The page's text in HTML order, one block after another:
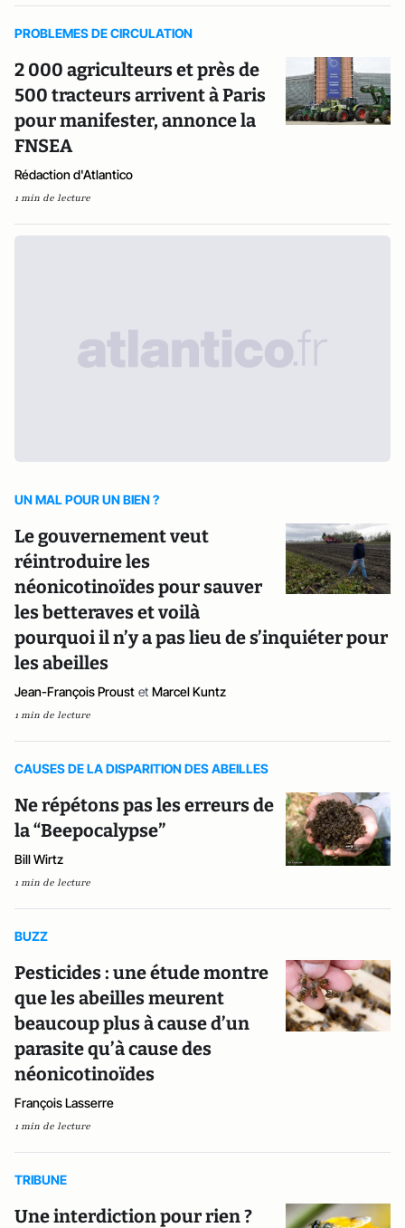
PROBLEMES DE CIRCULATION
2 000 agriculteurs et près de
500 tracteurs arrivent à Paris
pour manifester, annonce la
FNSEA
Rédaction d'Atlantico
1 min de lecture
UN MAL POUR UN BIEN ?
Le gouvernement veut
réintroduire les
néonicotinoïdes pour sauver
les betteraves et voilà
pourquoi il n’y a pas lieu de s’inquiéter pour
les abeilles
Jean-François Proust et Marcel Kuntz
1 min de lecture
CAUSES DE LA DISPARITION DES ABEILLES
Ne répétons pas les erreurs de
la “Beepocalypse”
Bill Wirtz
1 min de lecture
BUZZ
Pesticides : une étude montre
que les abeilles meurent
beaucoup plus à cause d’un
parasite qu’à cause des
néonicotinoïdes
François Lasserre
1 min de lecture
TRIBUNE
Une interdiction pour rien ?